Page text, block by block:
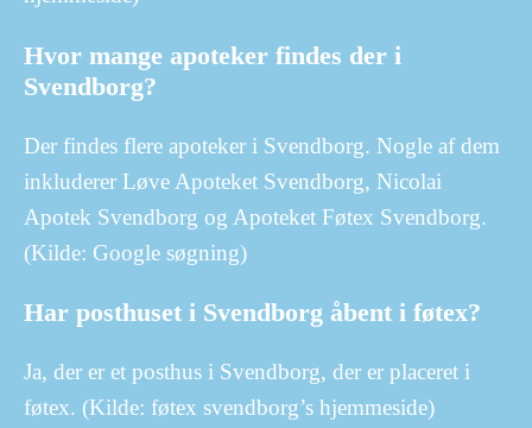
Hvor mange apoteker findes der i
Svendborg?
Der findes flere apoteker i Svendborg. Nogle af dem
inkluderer Løve Apoteket Svendborg, Nicolai
Apotek Svendborg og Apoteket Føtex Svendborg.
(Kilde: Google søgning)
Har posthuset i Svendborg åbent i føtex?
Ja, der er et posthus i Svendborg, der er placeret i
føtex. (Kilde: føtex svendborg’s hjemmeside)